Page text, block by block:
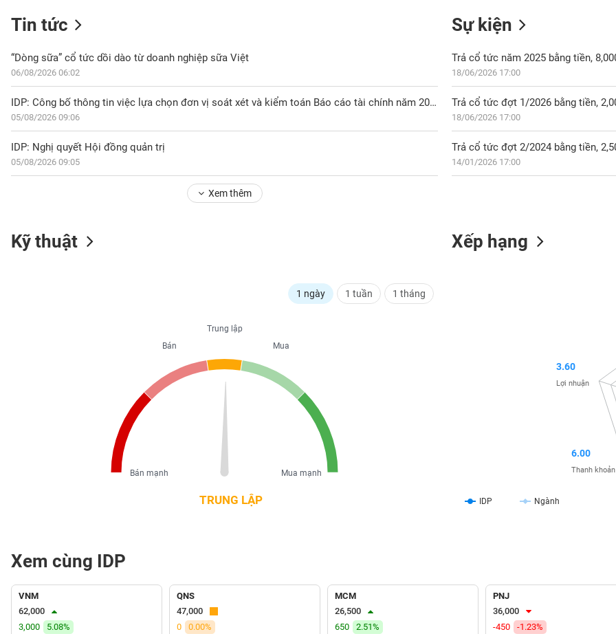
Tin tức
“Dòng sữa” cổ tức dồi dào từ doanh nghiệp sữa Việt
06/08/2026 06:02
IDP: Công bố thông tin việc lựa chọn đơn vị soát xét và kiểm toán Báo cáo tài chính năm 2026
05/08/2026 09:06
IDP: Nghị quyết Hội đồng quản trị
05/08/2026 09:05
Xem thêm
Sự kiện
Trả cổ tức năm 2025 bằng tiền,
18/06/2026 17:00
Trả cổ tức đợt 1/2026 bằng tiền,
18/06/2026 17:00
Trả cổ tức đợt 2/2024 bằng tiền,
14/01/2026 17:00
Kỹ thuật
1 ngày 1 tuần 1 tháng
TRUNG LẬP
Trung lập
Mua
Mua mạnh
Bán
Bán mạnh
Xếp hạng
IDP Ngành
6.00
Thanh khoản
3.60
Lợi nhuận
Xem cùng IDP
VNM
62,000
3,000
5.08%
QNS
47,000
0
0.00%
MCM
26,500
650
2.51%
PNJ
36,000
-450
-1.23%
DOANH
NGHIỆP
CỔ
PHIẾU
SINH
(-)
VS-